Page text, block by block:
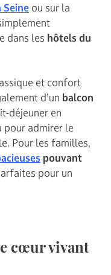
Seine ou sur la
dans les hôtels du
et confort
d’un balcon
déjeuner en
pour admirer le
Pour les familles,
pouvant
pour un
cœur vivant